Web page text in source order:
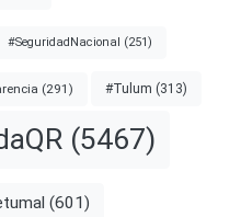
#SeguridadNacional (251)
(291) #Tulum (313)
(5467)
(601)